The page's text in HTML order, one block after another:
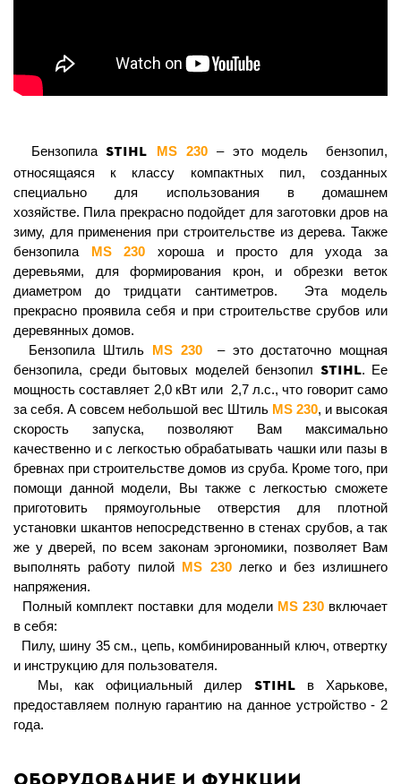
БензопилаSTIHL МS 230 – это модель бензопил,
относящаяся к классу компактных пил, созданных
специально для использования в домашнем
хозяйстве. Пила прекрасно подойдет для заготовки дров на
зиму, для применения при строительстве из дерева. Также
бензопила МS 230 хороша и просто для ухода за
деревьями, для формирования крон, и обрезки веток
диаметром до тридцати сантиметров. Эта модель
прекрасно проявила себя и при строительстве срубов или
деревянных домов.
Бензопила Штиль МS 230– это достаточно мощная
бензопила, среди бытовых моделей бензопил STIHL. Ее
мощность составляет 2,0 кВт или 2,7 л.с., что говорит само
за себя. А совсем небольшой вес Штиль МS 230, и высокая
скорость запуска, позволяют Вам максимально
качественно и с легкостью обрабатывать чашки или пазы в
бревнах при строительстве домов из сруба. Кроме того, при
помощи данной модели, Вы также с легкостью сможете
приготовить прямоугольные отверстия для плотной
установки шкантов непосредственно в стенах срубов, а так
же у дверей, по всем законам эргономики, позволяет Вам
выполнять работу пилой МS 230легко и без излишнего
напряжения.
Полный комплект поставки для модели MS 230включает
в себя:
Пилу, шину 35 см., цепь, комбинированный ключ, отвертку
и инструкцию для пользователя.
Мы, как официальный дилер STIHLв Харькове,
предоставляем полную гарантию на данное устройство - 2
года.